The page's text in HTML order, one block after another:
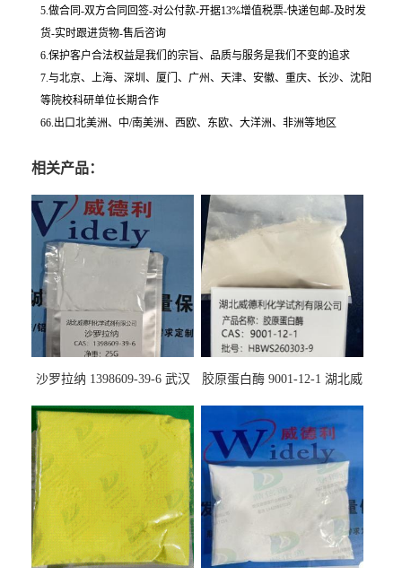
5.做合同-双方合同回签-对公付款-开据13%增值税票-快递包邮-及时发
货-实时跟进货物-售后咨询
6.保护客户合法权益是我们的宗旨、品质与服务是我们不变的追求
7.与北京、上海、深圳、厦门、广州、天津、安徽、重庆、长沙、沈阳
等院校科研单位长期合作
66.出口北美洲、中/南美洲、西欧、东欧、大洋洲、非洲等地区
相关产品：
沙罗拉纳 1398609-39-6 武汉
胶原蛋白酶 9001-12-1 湖北威